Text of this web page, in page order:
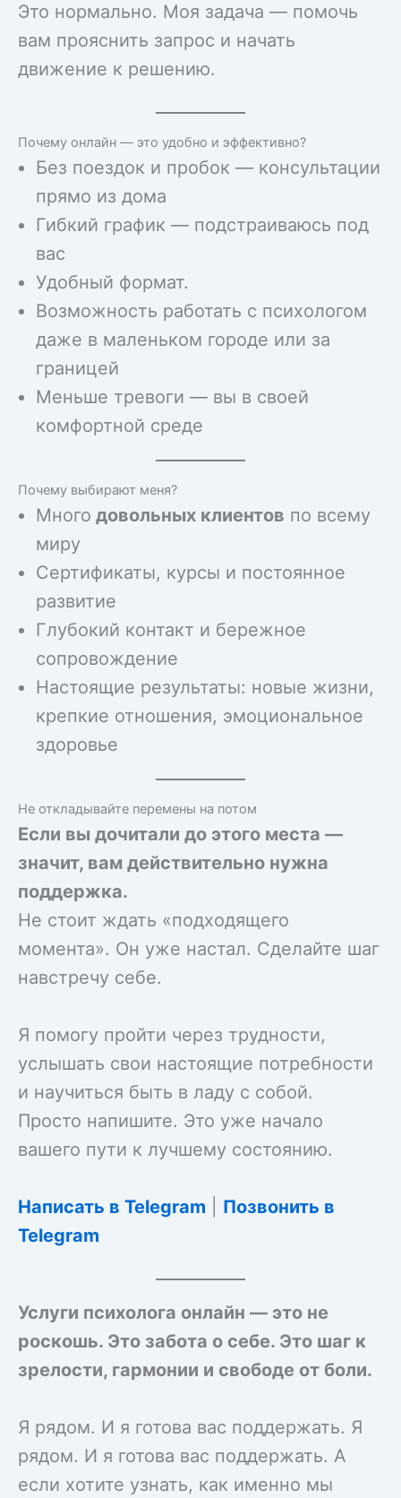
Это нормально. Моя задача — помочь
вам прояснить запрос и начать
движение к решению.
Почему онлайн — это удобно и эффективно?
Без поездок и пробок — консультации
прямо из дома
Гибкий график — подстраиваюсь под
вас
Удобный формат.
Возможность работать с психологом
даже в маленьком городе или за
границей
Меньше тревоги — вы в своей
комфортной среде
Почему выбирают меня?
Много довольных клиентов по всему
миру
Сертификаты, курсы и постоянное
развитие
Глубокий контакт и бережное
сопровождение
Настоящие результаты: новые жизни,
крепкие отношения, эмоциональное
здоровье
Не откладывайте перемены на потом
Если вы дочитали до этого места —
значит, вам действительно нужна
поддержка.
Не стоит ждать «подходящего
момента». Он уже настал. Сделайте шаг
навстречу себе.
Я помогу пройти через трудности,
услышать свои настоящие потребности
и научиться быть в ладу с собой.
Просто напишите. Это уже начало
вашего пути к лучшему состоянию.
Написать в Telegram
Позвонить в
Telegram
Услуги психолога онлайн — это не
роскошь. Это забота о себе. Это шаг к
зрелости, гармонии и свободе от боли.
Я рядом. И я готова вас поддержать. Я
рядом. И я готова вас поддержать. А
если хотите узнать, как именно мы